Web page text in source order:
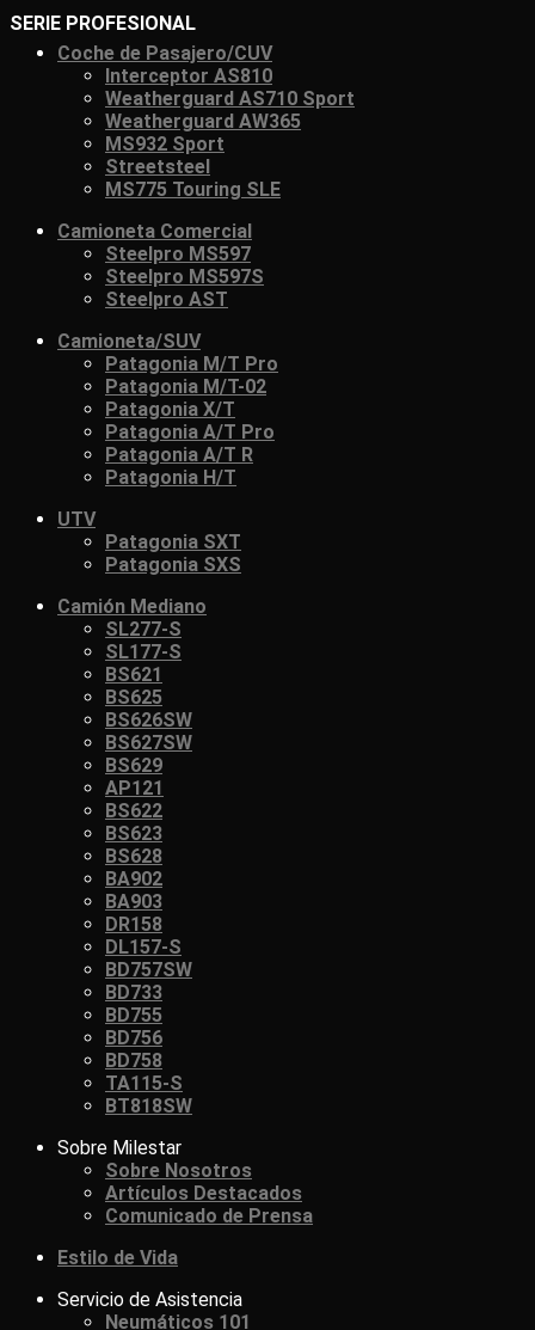
SERIE PROFESIONAL
Coche de Pasajero/CUV
Interceptor AS810
Weatherguard AS710 Sport
Weatherguard AW365
MS932 Sport
Streetsteel
MS775 Touring SLE
Camioneta Comercial
Steelpro MS597
Steelpro MS597S
Steelpro AST
Camioneta/SUV
Patagonia M/T Pro
Patagonia M/T-02
Patagonia X/T
Patagonia A/T Pro
Patagonia A/T R
Patagonia H/T
UTV
Patagonia SXT
Patagonia SXS
Camión Mediano
SL277-S
SL177-S
BS621
BS625
BS626SW
BS627SW
BS629
AP121
BS622
BS623
BS628
BA902
BA903
DR158
DL157-S
BD757SW
BD733
BD755
BD756
BD758
TA115-S
BT818SW
Sobre Milestar
Sobre Nosotros
Artículos Destacados
Comunicado de Prensa
Estilo de Vida
Servicio de Asistencia
Neumáticos 101